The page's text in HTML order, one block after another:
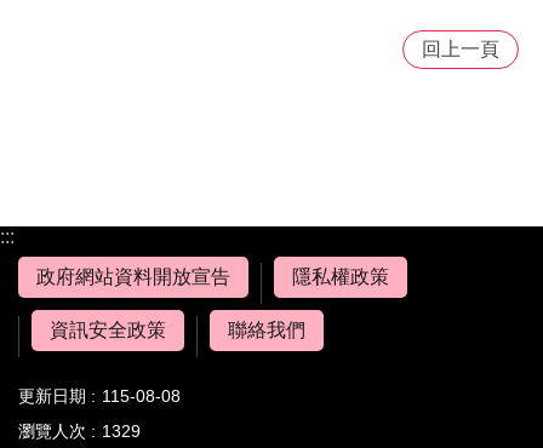
回上一頁
:::
政府網站資料開放宣告
隱私權政策
資訊安全政策 聯絡我們
更新日期
115-08-08
瀏覽人次
1329